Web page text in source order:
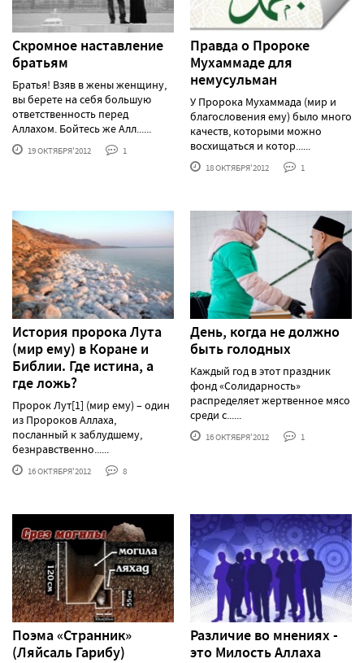
Скромное наставление
братьям
Братья! Взяв в жены женщину,
вы берете на себя большую
ответственность перед
Аллахом. Бойтесь же Алл......
19 ОКТЯБРЯ'2012 1
Правда о Пророке
Мухаммаде для
немусульман
У Пророка Мухаммада (мир и
благословения ему) было много
качеств, которыми можно
восхищаться и котор......
18 ОКТЯБРЯ'2012 1
История пророка Лута
(мир ему) в Коране и
Библии. Где истина, а
где ложь?
Пророк Лут[1] (мир ему) – один
из Пророков Аллаха,
посланный к заблудшему,
безнравственно......
16 ОКТЯБРЯ'2012 8
День, когда не должно
быть голодных
Каждый год в этот праздник
фонд «Солидарность»
распределяет жертвенное мясо
среди с......
16 ОКТЯБРЯ'2012 1
Поэма «Странник»
(Ляйсаль Гарибу)
Различие во мнениях -
это Милость Аллаха